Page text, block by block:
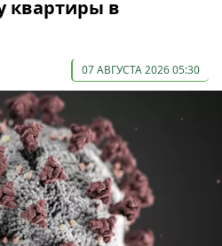
квартиры в
07 АВГУСТА 2026 05:30